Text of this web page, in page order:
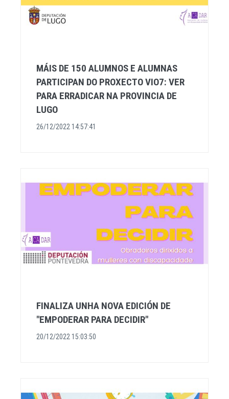
MÁIS DE 150 ALUMNOS E ALUMNAS
PARTICIPAN DO PROXECTO VIO7: VER
PARA ERRADICAR NA PROVINCIA DE
LUGO
26/12/2022 14:57:41
FINALIZA UNHA NOVA EDICIÓN DE
"EMPODERAR PARA DECIDIR"
20/12/2022 15:03:50